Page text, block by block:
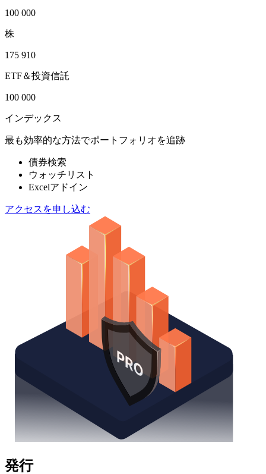
100 000
株
175 910
ETF＆投資信託
100 000
インデックス
最も効率的な方法でポートフォリオを追跡
債券検索
ウォッチリスト
Excelアドイン
アクセスを申し込む
発行